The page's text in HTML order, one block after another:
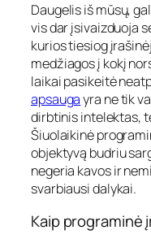
Daugelis iš mūsų,
vis dar įsivaizduoja
kurios tiesiog
medžiagos į kokį
laikai pasikeitė
apsaugayra ne tik
dirbtinis intelektas,
Šiuolaikinė
objektyvą budriu
negeria kavos ir
svarbiausi dalykai.
Kaip programinė